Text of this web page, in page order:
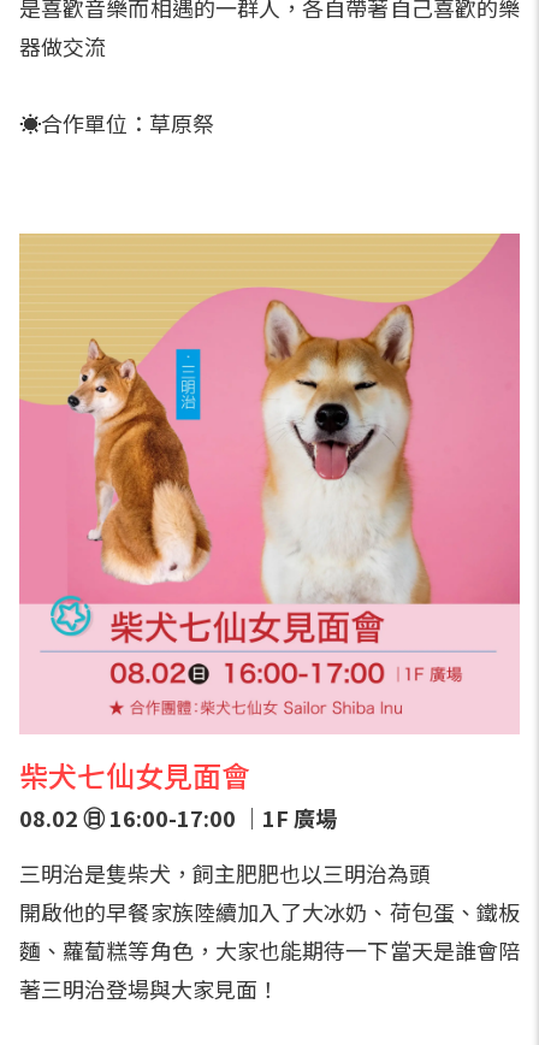
是喜歡音樂而相遇的一群人，各自帶著自己喜歡的樂
器做交流
☀️合作單位：草原祭
柴犬七仙女見面會
08.02 ㊐ 16:00-17:00 ｜1F 廣場
三明治是隻柴犬，飼主肥肥也以三明治為頭
開啟他的早餐家族陸續加入了大冰奶、荷包蛋、鐵板
麵、蘿蔔糕等角色，大家也能期待一下當天是誰會陪
著三明治登場與大家見面！